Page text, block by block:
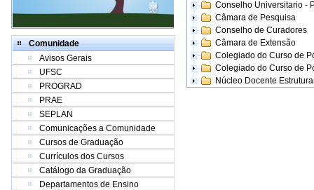
Comunidade
Avisos Gerais
UFSC
PROGRAD
PRAE
SEPLAN
Comunicações a Comunidade
Cursos de Graduação
Currículos dos Cursos
Catálogo da Graduação
Departamentos de Ensino
Conselho Universitario -
Câmara de Pesquisa
Conselho de Curadores
Câmara de Extensão
Colegiado do Curso de
Colegiado do Curso de
Núcleo Docente